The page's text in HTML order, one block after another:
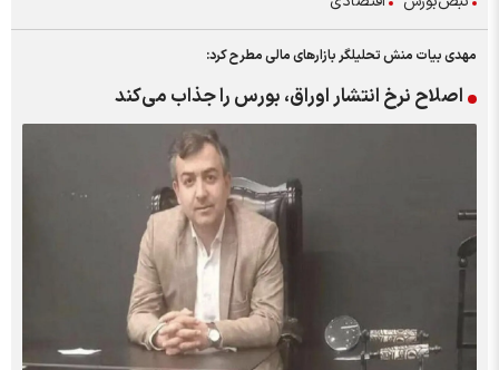
مهدی بیات منش تحلیلگر بازارهای مالی مطرح کرد:
اصلاح نرخ انتشار اوراق، بورس را جذاب می‌کند